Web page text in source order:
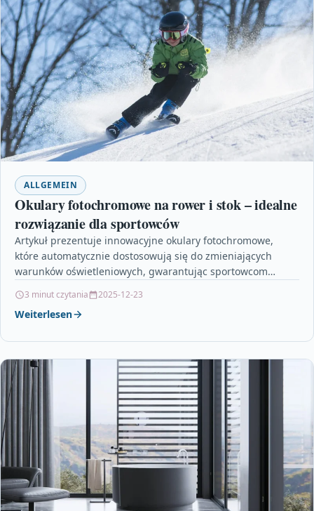
ALLGEMEIN
Okulary fotochromowe na rower i stok – idealne
rozwiązanie dla sportowców
Artykuł prezentuje innowacyjne okulary fotochromowe,
które automatycznie dostosowują się do zmieniających
warunków oświetleniowych, gwarantując sportowcom
UV. Rozwiązania te…
3 minut czytania 2025-12-23
Weiterlesen